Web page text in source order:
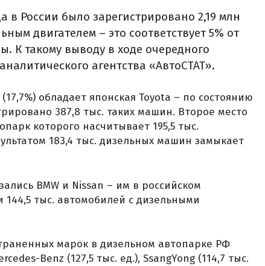
в России было зарегистрировано 2,19 млн
двигателем – это соответствует 5% от
К такому выводу в ходе очередного
агентства «АвтоСТАТ».
обладает японская Toyota – по состоянию
387,8 тыс. таких машин. Второе место
которого насчитывает 195,5 тыс.
183,4 тыс. дизельных машин замыкает
BMW и Nissan – им в российском
тыс. автомобилей с дизельными
марок в дизельном автопарке РФ
Benz (127,5 тыс. ед.), SsangYong (114,7 тыс.